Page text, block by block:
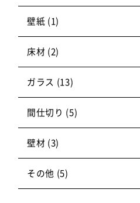
壁紙 (1)
床材 (2)
ガラス (13)
間仕切り (5)
壁材 (3)
その他 (5)